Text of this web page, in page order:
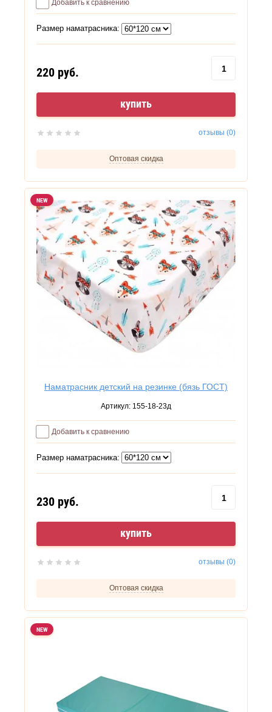
Добавить к сравнению
Размер наматрасника:
220 руб.
купить
Оптовая скидка
отзывы (0)
NEW
Наматрасник детский на резинке (бязь ГОСТ)
Артикул: 155-18-23д
Добавить к сравнению
Размер наматрасника:
230 руб.
купить
Оптовая скидка
отзывы (0)
NEW